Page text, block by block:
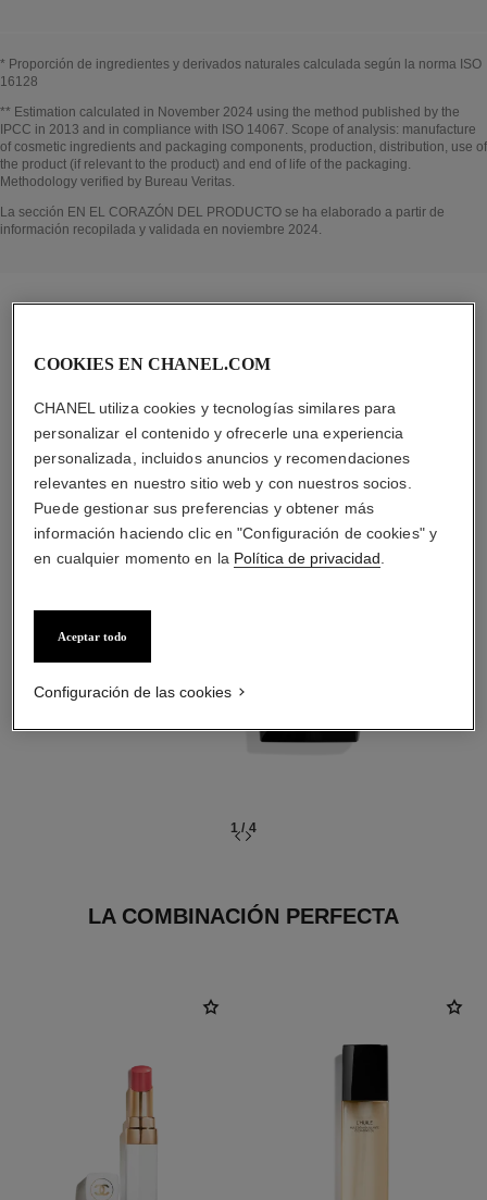
* Proporción de ingredientes y derivados naturales calculada según la norma ISO
16128
Volver al título↩
** Estimation calculated in November 2024 using the method published by the
IPCC in 2013 and in compliance with ISO 14067. Scope of analysis: manufacture
of cosmetic ingredients and packaging components, production, distribution, use of
the product (if relevant to the product) and end of life of the packaging.
Methodology verified by Bureau Veritas.
Volver al título↩
La sección EN EL CORAZÓN DEL PRODUCTO se ha elaborado a partir de
información recopilada y validada en noviembre 2024.
la rutina específica
01
LIMPIAR
Con tratamientos
limpiadores,
1/4
LA COMBINACIÓN PERFECTA
COOKIES EN CHANEL.COM
CHANEL utiliza cookies y tecnologías similares para
personalizar el contenido y ofrecerle una experiencia
personalizada, incluidos anuncios y recomendaciones
relevantes en nuestro sitio web y con nuestros socios.
Puede gestionar sus preferencias y obtener más
información haciendo clic en "Configuración de cookies" y
en cualquier momento en la Política de privacidad
Aceptar todo
Configuración de las cookies